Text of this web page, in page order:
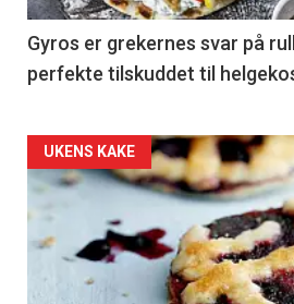
Gyros er grekernes svar på
perfekte tilskuddet til
Forsiden
akkurat
nå
UKENS KAKE